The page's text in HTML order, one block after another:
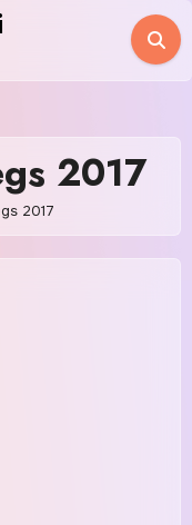
2017
2017